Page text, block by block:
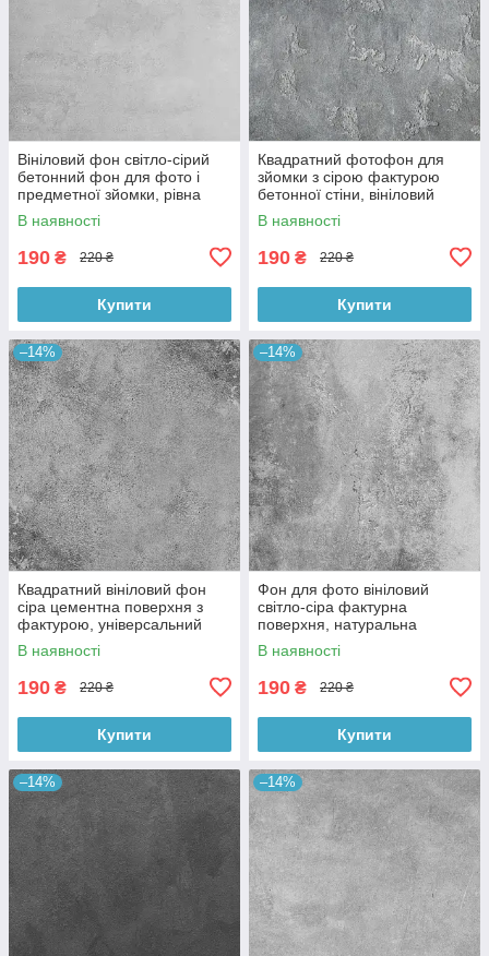
Вініловий фон світло-сірий
бетонний фон для фото і
предметної зйомки, рівна
текстура, 60x60 см, №550674
В наявності
190 ₴ 220 ₴
Купити
Квадратний фотофон для
зйомки з сірою фактурою
бетонної стіни, вініловий
60x60 см , №550152
В наявності
190 ₴ 220 ₴
Купити
–14%
Квадратний вініловий фон
сіра цементна поверхня з
фактурою, універсальний
фотофон для зйомки 60x60
см, №550659
В наявності
190 ₴ 220 ₴
Купити
–14%
Фон для фото вініловий
світло-сіра фактурна
поверхня, натуральна
бетонна текстура, 60x60 см,
№550413
В наявності
190 ₴ 220 ₴
Купити
–14% –14%